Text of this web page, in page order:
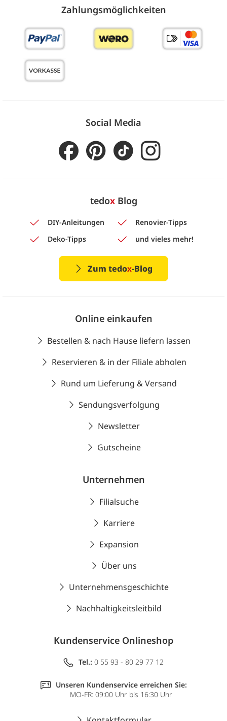
Zahlungs­möglich­keiten
Social Media
tedoxBlog
DIY-Anleitungen
Renovier-Tipps
Deko-Tipps
und vieles mehr!
Zum tedox-Blog
Online einkaufen
Bestellen & nach Hause liefern lassen
Reservieren & in der Filiale abholen
Rund um Lieferung & Versand
Sendungsverfolgung
Newsletter
Gutscheine
Unternehmen
Filialsuche
Karriere
Expansion
Über uns
Unternehmensgeschichte
Nachhaltigkeitsleitbild
Kundenservice Onlineshop
Tel.: 0 55 93 - 80 29 77 12
Unseren Kundenservice erreichen Sie:
MO-FR: 09:00 Uhr bis 16:30 Uhr